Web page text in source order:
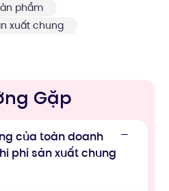
phẩm
xuất chung
Gặp
của toàn doanh
phí sản xuất chung